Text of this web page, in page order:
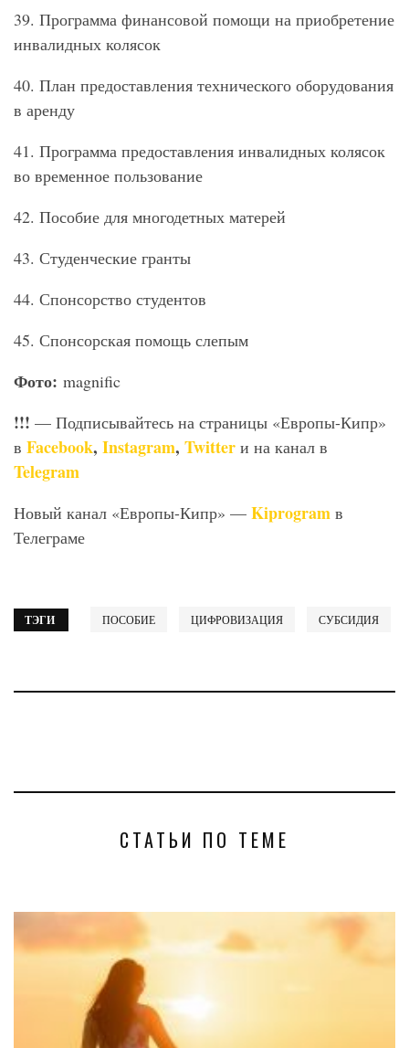
39. Программа финансовой помощи на приобретение
инвалидных колясок
40. План предоставления технического оборудования
в аренду
41. Программа предоставления инвалидных колясок
во временное пользование
42. Пособие для многодетных матерей
43. Студенческие гранты
44. Спонсорство студентов
45. Спонсорская помощь слепым
Фото: magnific
!!! — Подписывайтесь на страницы «Европы-Кипр»
в Facebook, Instagram, Twitter и на канал в
Telegram
Новый канал «Европы-Кипр» — Kiprogram в
Телеграме
ТЭГИ ПОСОБИЕ ЦИФРОВИЗАЦИЯ СУБСИДИЯ
СТАТЬИ ПО ТЕМЕ